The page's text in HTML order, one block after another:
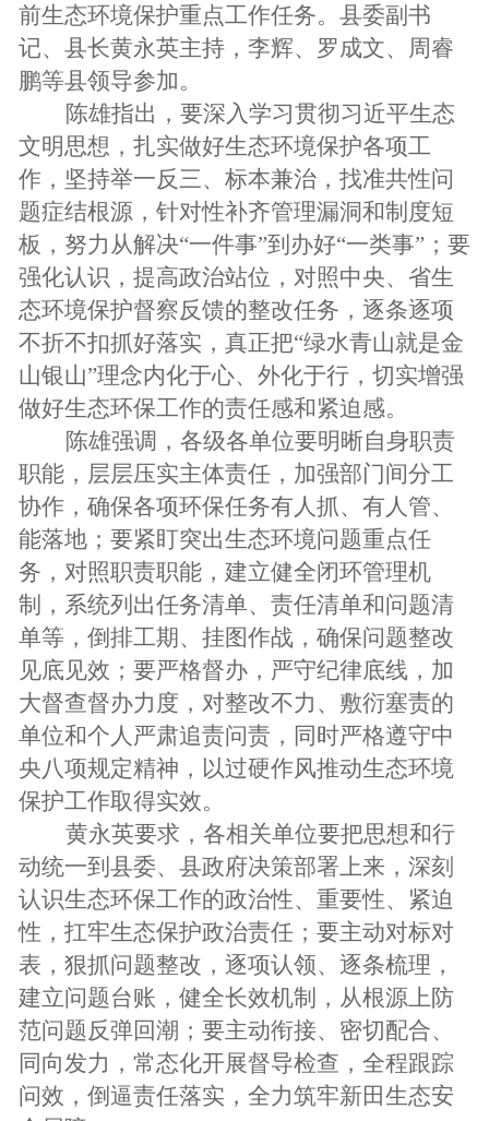
前生态环境保护重点工作任务。县委副书
记、县长黄永英主持，李辉、罗成文、周睿
鹏等县领导参加。
陈雄指出，要深入学习贯彻习近平生态
文明思想，扎实做好生态环境保护各项工
作，坚持举一反三、标本兼治，找准共性问
题症结根源，针对性补齐管理漏洞和制度短
板，努力从解决“一件事”到办好“一类事”；要
强化认识，提高政治站位，对照中央、省生
态环境保护督察反馈的整改任务，逐条逐项
不折不扣抓好落实，真正把“绿水青山就是金
山银山”理念内化于心、外化于行，切实增强
做好生态环保工作的责任感和紧迫感。
陈雄强调，各级各单位要明晰自身职责
职能，层层压实主体责任，加强部门间分工
协作，确保各项环保任务有人抓、有人管、
能落地；要紧盯突出生态环境问题重点任
务，对照职责职能，建立健全闭环管理机
制，系统列出任务清单、责任清单和问题清
单等，倒排工期、挂图作战，确保问题整改
见底见效；要严格督办，严守纪律底线，加
大督查督办力度，对整改不力、敷衍塞责的
单位和个人严肃追责问责，同时严格遵守中
央八项规定精神，以过硬作风推动生态环境
保护工作取得实效。
黄永英要求，各相关单位要把思想和行
动统一到县委、县政府决策部署上来，深刻
认识生态环保工作的政治性、重要性、紧迫
性，扛牢生态保护政治责任；要主动对标对
表，狠抓问题整改，逐项认领、逐条梳理，
建立问题台账，健全长效机制，从根源上防
范问题反弹回潮；要主动衔接、密切配合、
同向发力，常态化开展督导检查，全程跟踪
问效，倒逼责任落实，全力筑牢新田生态安